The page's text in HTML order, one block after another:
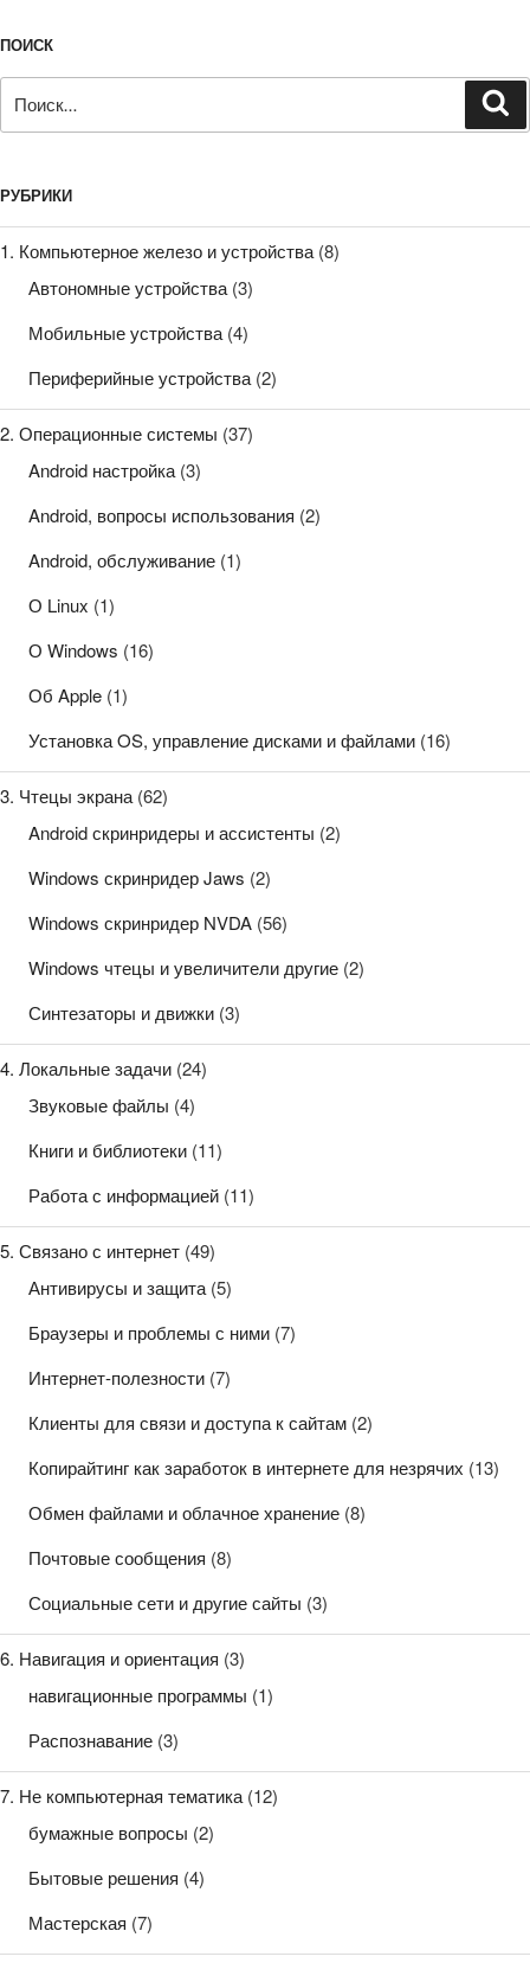
ПОИСК
РУБРИКИ
1. Компьютерное железо и устройства (8)
Автономные устройства(3)
Мобильные устройства(4)
Периферийные устройства(2)
2. Операционные системы (37)
Android настройка(3)
Android, вопросы использования (2)
Android, обслуживание (1)
О Linux (1)
О Windows (16)
Об Apple (1)
Установка OS, управление дисками и файлами (16)
3. Чтецы экрана (62)
Android скринридеры и ассистенты (2)
Windows скринридер Jaws (2)
Windows скринридер NVDA (56)
Windows чтецы и увеличители другие (2)
Синтезаторы и движки (3)
4. Локальные задачи (24)
Звуковые файлы (4)
Книги и библиотеки (11)
Работа с информацией (11)
5. Связано с интернет (49)
Антивирусы и защита(5)
Браузеры и проблемы с ними (7)
Интернет-полезности (7)
Клиенты для связи и доступа к сайтам (2)
Копирайтинг как заработок в интернете для незрячих (13)
Обмен файлами и облачное хранение (8)
Почтовые сообщения (8)
Социальные сети и другие сайты (3)
6. Навигация и ориентация (3)
навигационные программы (1)
Распознавание (3)
7. Не компьютерная тематика (12)
бумажные вопросы (2)
Бытовые решения (4)
Мастерская (7)